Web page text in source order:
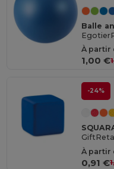
Balle
À partir
1,00 €
-24%
À partir
0,91 €